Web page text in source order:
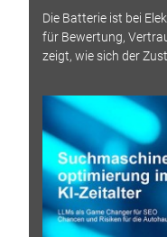
Die Batterie ist bei
für Bewertung,
zeigt, wie sich der